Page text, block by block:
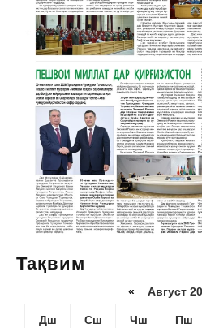
Тақвим
« Август
Дш Сш Чш Пш